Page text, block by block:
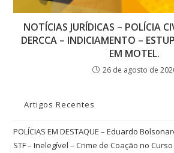
NOTÍCIAS JURÍDICAS – POLÍCIA
DERCCA – INDICIAMENTO –
EM MOTEL.
26 de agosto de
Artigos Recentes
POLÍCIAS EM DESTAQUE – Eduardo
STF – Inelegível – Crime de Coação no